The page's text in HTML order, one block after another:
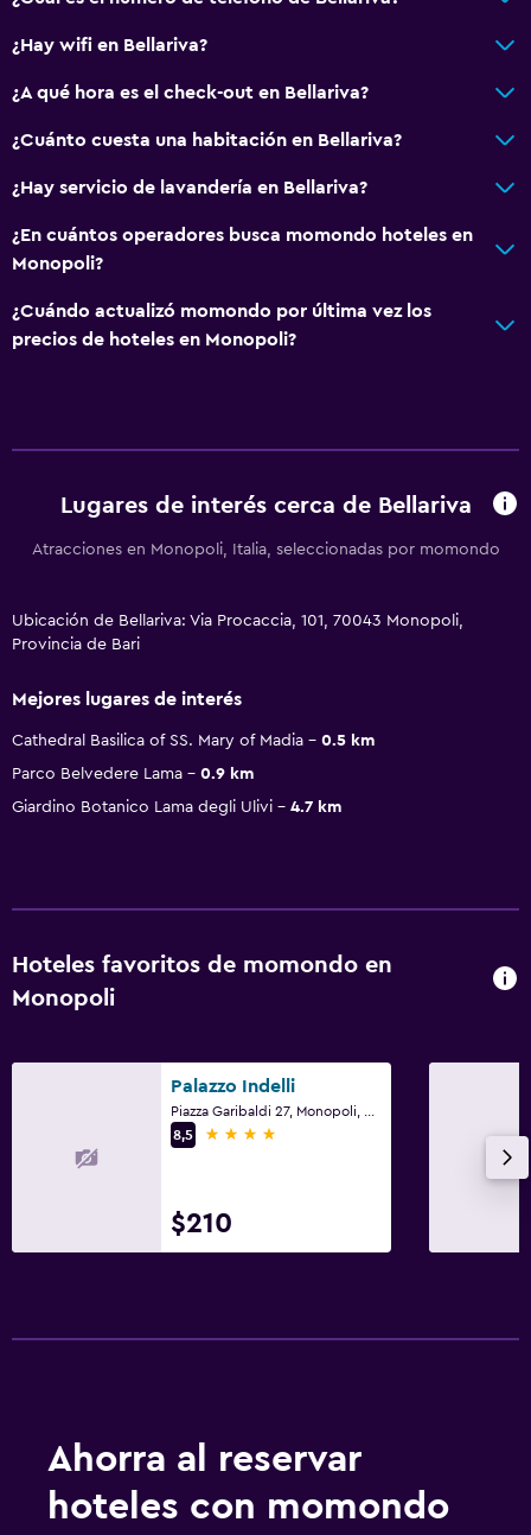
¿Hay wifi en Bellariva?
¿A qué hora es el check-out en Bellariva?
¿Cuánto cuesta una habitación en Bellariva?
¿Hay servicio de lavandería en Bellariva?
¿En cuántos operadores busca momondo hoteles en
Monopoli?
¿Cuándo actualizó momondo por última vez los
precios de hoteles en Monopoli?
Lugares de interés cerca de Bellariva
Atracciones en Monopoli, Italia, seleccionadas por momondo
Ubicación de Bellariva: Via Procaccia, 101, 70043 Monopoli,
Provincia de Bari
Mejores lugares de interés
Cathedral Basilica of SS. Mary of Madia
0.5 km
Parco Belvedere Lama
0.9 km
Giardino Botanico Lama degli Ulivi
4.7 km
Hoteles favoritos de momondo en
Monopoli
Palazzo Indelli
8,5
4 estrellas
$210
Ahorra al reservar
hoteles con momondo